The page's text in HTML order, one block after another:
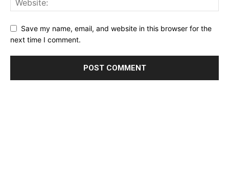
Save my name, email, and website in this browser for the
next time I comment.